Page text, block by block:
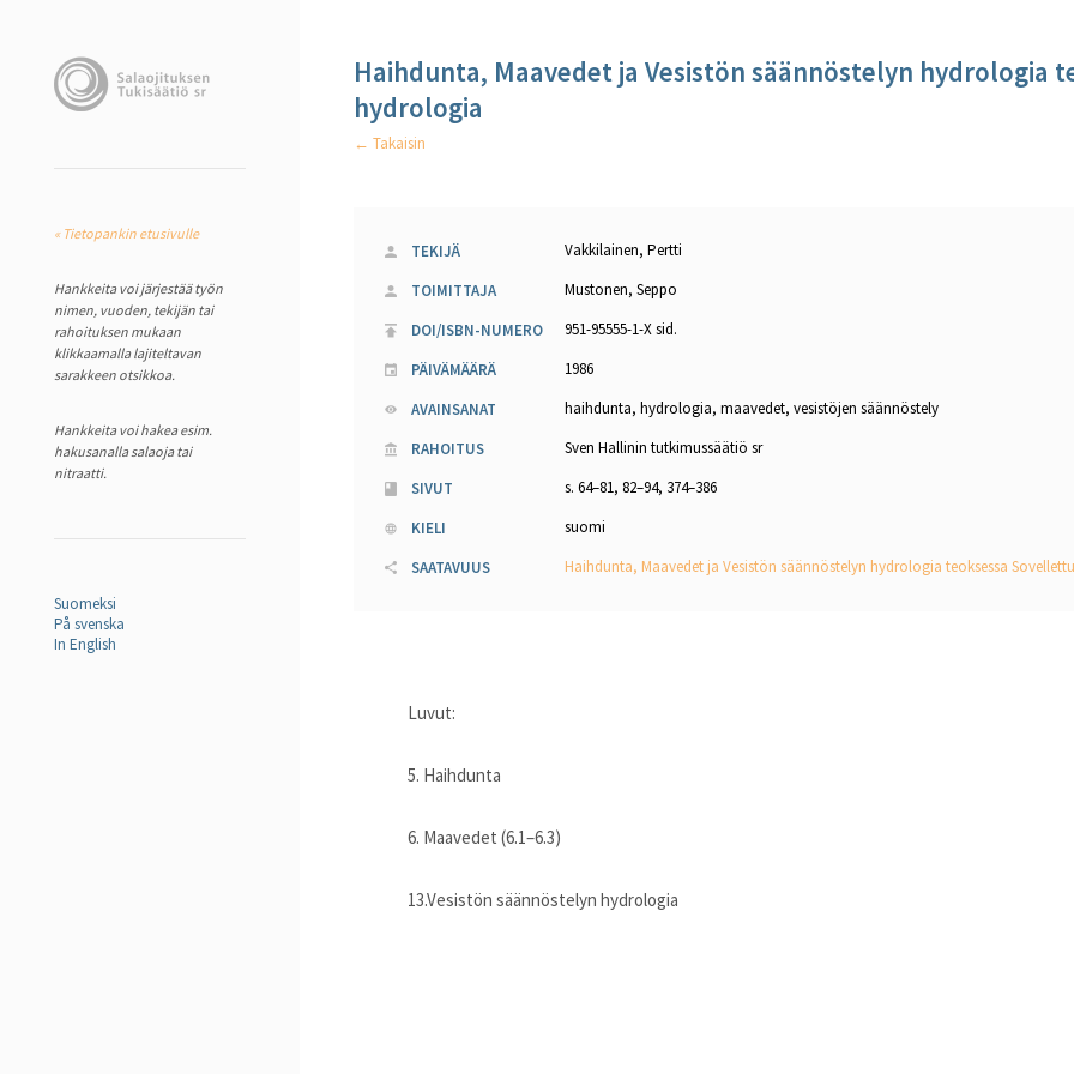
« Tietopankin etusivulle
Hankkeita voi järjestää työn
nimen, vuoden, tekijän tai
rahoituksen mukaan
klikkaamalla lajiteltavan
sarakkeen otsikkoa.
Hankkeita voi hakea esim.
hakusanalla salaoja tai
nitraatti.
Suomeksi
På svenska
In English
Haihdunta, Maavedet ja Vesistön säännöstelyn hydrologia
hydrologia
← Takaisin
TEKIJÄ
Vakkilainen, Pertti
TOIMITTAJA
Mustonen, Seppo
DOI/ISBN-NUMERO
951-95555-1-X sid.
PÄIVÄMÄÄRÄ
1986
AVAINSANAT
haihdunta, hydrologia, maavedet, vesistöjen säännöstely
RAHOITUS
Sven Hallinin tutkimussäätiö sr
SIVUT
s. 64–81, 82–94, 374–386
KIELI
suomi
SAATAVUUS
Haihdunta, Maavedet ja Vesistön säännöstelyn hydrologia teoksessa
Luvut:
5. Haihdunta
6. Maavedet (6.1–6.3)
13.Vesistön säännöstelyn hydrologia